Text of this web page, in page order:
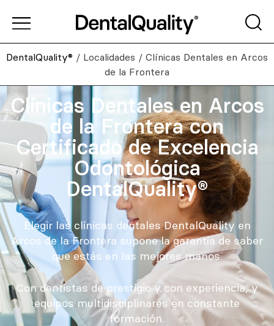
DentalQuality® / Localidades / Clínicas Dentales en Arcos
de la Frontera
Clínicas Dentales en Arcos
de la Frontera con
Certificado de Excelencia
Odontológica
DentalQuality®
Elegir las clínicas dentales DentalQuality en
Arcos de la Frontera supone la garantía de saber
que estás en las mejores manos.
Con dentistas de prestigio y con experiencia, y
equipos multidisciplinares en constante
formación.